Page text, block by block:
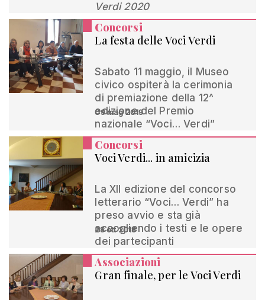
Verdi 2020
Concorsi
La festa delle Voci Verdi
Sabato 11 maggio, il Museo
civico ospiterà la cerimonia
di premiazione della 12^
edizione del Premio
nazionale “Voci… Verdi”
09 mag 2019
Concorsi
Voci Verdi... in amicizia
La XII edizione del concorso
letterario “Voci… Verdi” ha
preso avvio e sta già
accogliendo i testi e le opere
dei partecipanti
28 ott 2018
Associazioni
Gran finale, per le Voci Verdi